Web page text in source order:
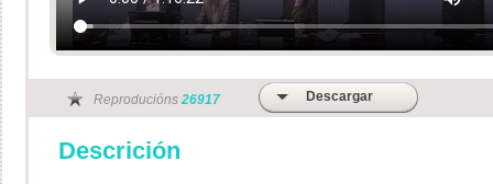
Reproducións 26917 Descargar
Descrición